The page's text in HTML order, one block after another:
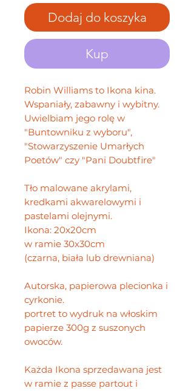
Dodaj do koszyka
Kup
Robin Williams to Ikona kina.
Wspaniały, zabawny i wybitny.
Uwielbiam jego rolę w
"Buntowniku z wyboru",
"Stowarzyszenie Umarłych
Poetów" czy "Pani Doubtfire"
Tło malowane akrylami,
kredkami akwarelowymi i
pastelami olejnymi.
Ikona: 20x20cm
w ramie 30x30cm
(czarna, biała lub drewniana)
Autorska, papierowa plecionka i
cyrkonie.
portret to wydruk na włoskim
papierze 300g z suszonych
owoców.
Każda Ikona sprzedawana jest
w ramie z passe partout i